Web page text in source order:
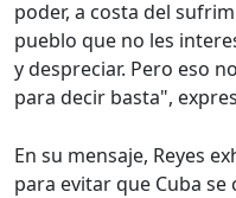
poder, a costa del
pueblo que no les
y despreciar. Pero eso
para decir basta",
En su mensaje, Reyes
para evitar que Cuba